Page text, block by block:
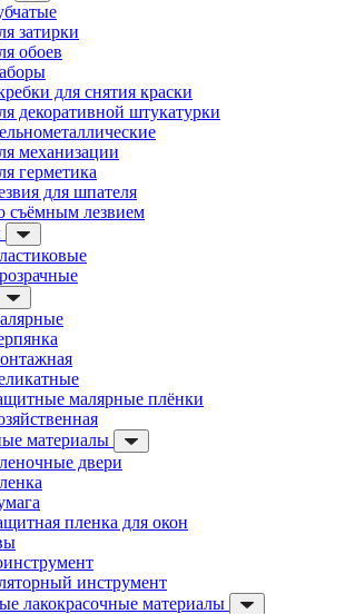
затирки
обоев
для снятия краски
декоративной штукатурки
механизации
герметика
для шпателя
съёмным лезвием
малярные плёнки
материалы
двери
пленка для окон
инструмент
лакокрасочные материалы